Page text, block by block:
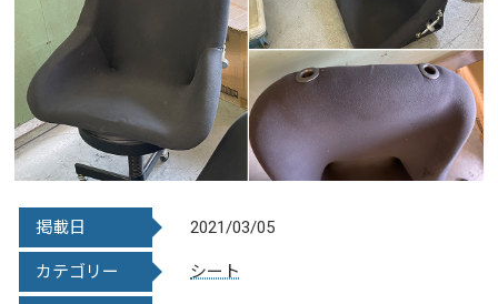
掲載日 2021/03/05
カテゴリー シート